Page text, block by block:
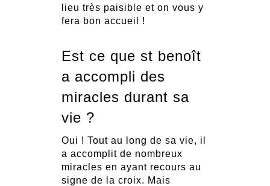
lieu très paisible et on vous y
fera bon accueil !
Est ce que st benoît
a accompli des
miracles durant sa
vie ?
Oui ! Tout au long de sa vie, il
a accomplit de nombreux
miracles en ayant recours au
signe de la croix. Mais